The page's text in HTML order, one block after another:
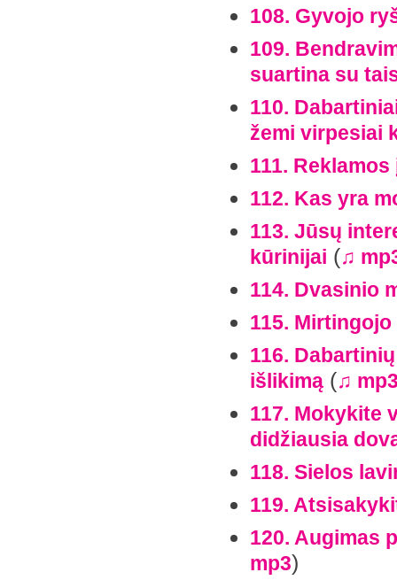
108. Gyvojo
109.
suartina su
110.
žemi virpesiai
111.
112. Kas yra
113. Jūsų
kūrinijai (♫
114. Dvasinio
115.
116.
išlikimą (♫
117. Mokykite
didžiausia
118. Sielos
119.
120. Augimas
mp3)